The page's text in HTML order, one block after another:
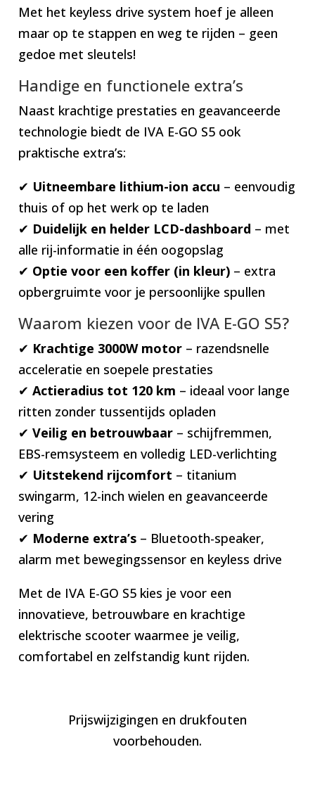
Met het keyless drive system hoef je alleen
maar op te stappen en weg te rijden – geen
gedoe met sleutels!
Handige en functionele extra’s
Naast krachtige prestaties en geavanceerde
technologie biedt de IVA E-GO S5 ook
praktische extra’s:
✔ Uitneembare lithium-ion accu – eenvoudig
thuis of op het werk op te laden
✔ Duidelijk en helder LCD-dashboard – met
alle rij-informatie in één oogopslag
✔ Optie voor een koffer (in kleur) – extra
opbergruimte voor je persoonlijke spullen
Waarom kiezen voor de IVA E-GO S5?
✔ Krachtige 3000W motor – razendsnelle
acceleratie en soepele prestaties
✔Actieradius tot 120 km – ideaal voor lange
ritten zonder tussentijds opladen
✔Veilig en betrouwbaar – schijfremmen,
EBS-remsysteem en volledig LED-verlichting
✔ Uitstekend rijcomfort – titanium
swingarm, 12-inch wielen en geavanceerde
vering
✔ Moderne extra’s – Bluetooth-speaker,
alarm met bewegingssensor en keyless drive
Met de IVA E-GO S5 kies je voor een
innovatieve, betrouwbare en krachtige
elektrische scooter waarmee je veilig,
comfortabel en zelfstandig kunt rijden.
Prijswijzigingen en drukfouten
voorbehouden.